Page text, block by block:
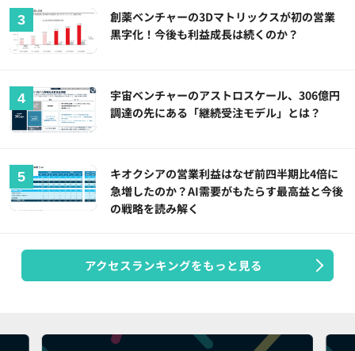
創薬ベンチャーの3Dマトリックスが初の営業
黒字化！今後も利益成長は続くのか？
宇宙ベンチャーのアストロスケール、306億円
調達の先にある「継続受注モデル」とは？
キオクシアの営業利益はなぜ前四半期比4倍に
急増したのか？AI需要がもたらす最高益と今後
の戦略を読み解く
アクセスランキングをもっと見る